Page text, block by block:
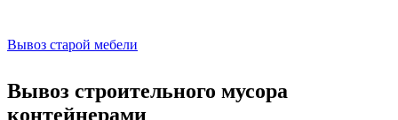
Вывоз старой мебели
Вывоз строительного мусора
контейнерами